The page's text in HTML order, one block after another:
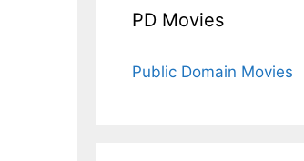
PD Movies
Public Domain Movies